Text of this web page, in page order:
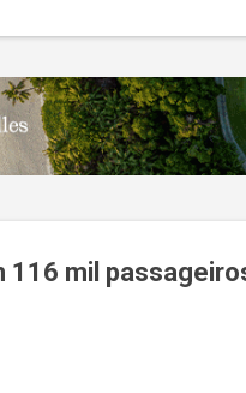
uma mala extraviada
mil